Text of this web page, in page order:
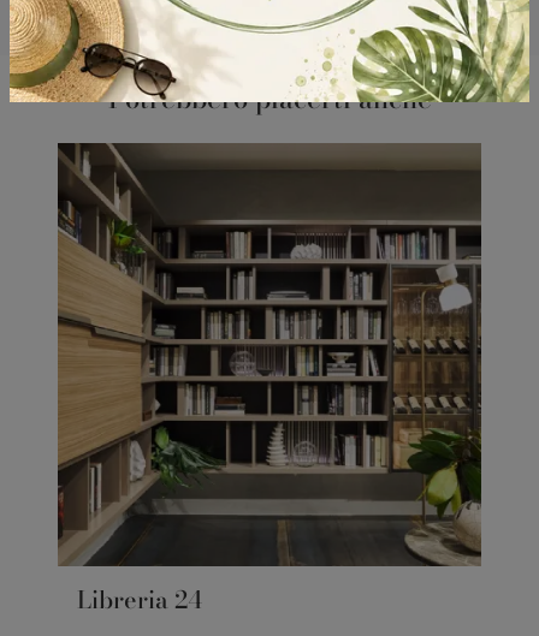
Potrebbero piacerti anche
Libreria 24